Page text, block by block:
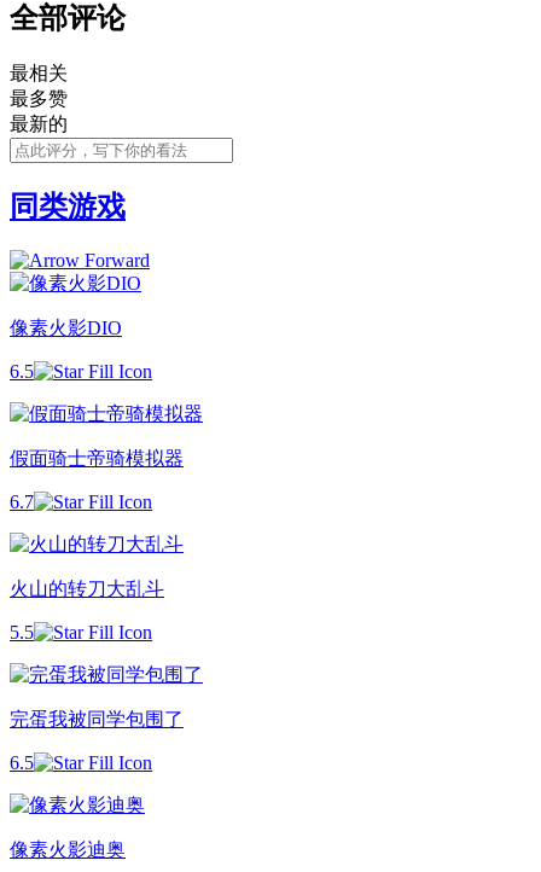
全部评论
最相关
最多赞
最新的
同类游戏
像素火影DIO
6.5
假面骑士帝骑模拟器
6.7
火山的转刀大乱斗
5.5
完蛋我被同学包围了
6.5
像素火影迪奥